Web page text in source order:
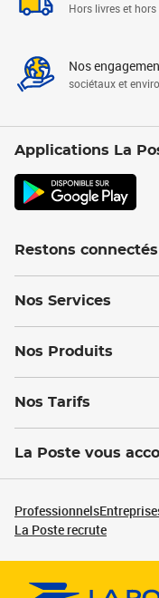
Hors livres et
Nos
sociétaux et
Applications La
Restons connectés
Nos Services
Nos Produits
Nos Tarifs
La Poste vous
Professionnels
La Poste recrute